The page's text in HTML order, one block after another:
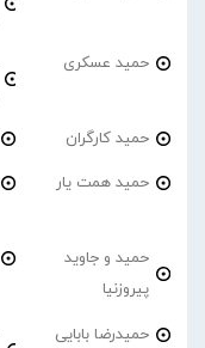
حمید عسکری
حمید کارگران
حمید همت یار
حمید و جاوید
پیروزنیا
حمیدرضا بابایی